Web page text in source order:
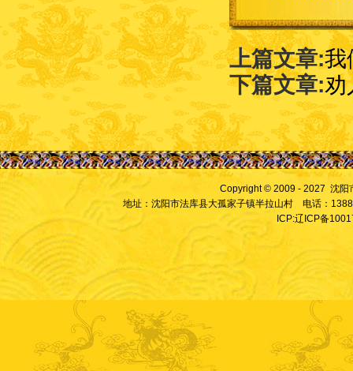
上篇文章:我
下篇文章:劝
Copyright © 2009 - 2027 沈阳
地址：沈阳市法库县大孤家子镇半拉山村 电话：
ICP:辽ICP备